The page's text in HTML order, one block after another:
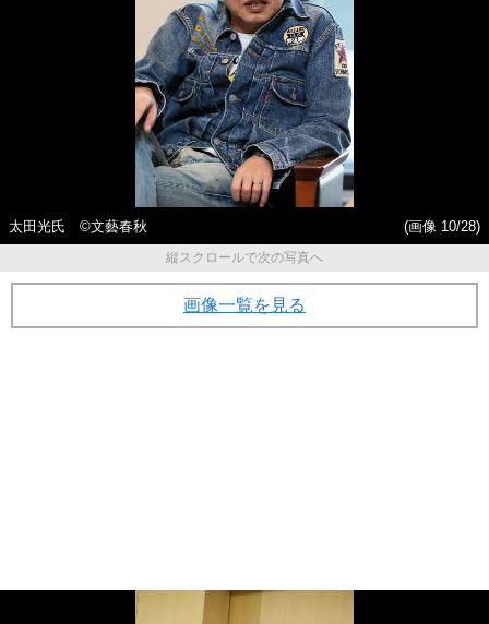
太田光氏 ©文藝春秋
(画像 10/28)
縦スクロールで次の写真へ
画像一覧を見る